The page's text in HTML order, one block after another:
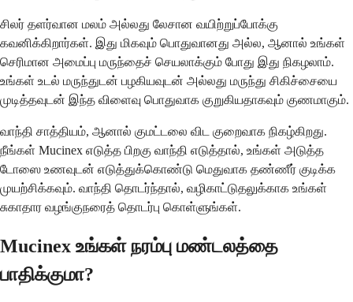
சிலர் தளர்வான மலம் அல்லது லேசான வயிற்றுப்போக்கு
கவனிக்கிறார்கள். இது மிகவும் பொதுவானது அல்ல, ஆனால் உங்கள்
செரிமான அமைப்பு மருந்தைச் செயலாக்கும் போது இது நிகழலாம்.
உங்கள் உடல் மருந்துடன் பழகியவுடன் அல்லது மருந்து சிகிச்சையை
முடித்தவுடன் இந்த விளைவு பொதுவாக குறுகியதாகவும் குணமாகும்.
வாந்தி சாத்தியம், ஆனால் குமட்டலை விட குறைவாக நிகழ்கிறது.
நீங்கள் Mucinex எடுத்த பிறகு வாந்தி எடுத்தால், உங்கள் அடுத்த
டோஸை உணவுடன் எடுத்துக்கொண்டு மெதுவாக தண்ணீர் குடிக்க
முயற்சிக்கவும். வாந்தி தொடர்ந்தால், வழிகாட்டுதலுக்காக உங்கள்
சுகாதார வழங்குநரைத் தொடர்பு கொள்ளுங்கள்.
Mucinex உங்கள் நரம்பு மண்டலத்தை
பாதிக்குமா?